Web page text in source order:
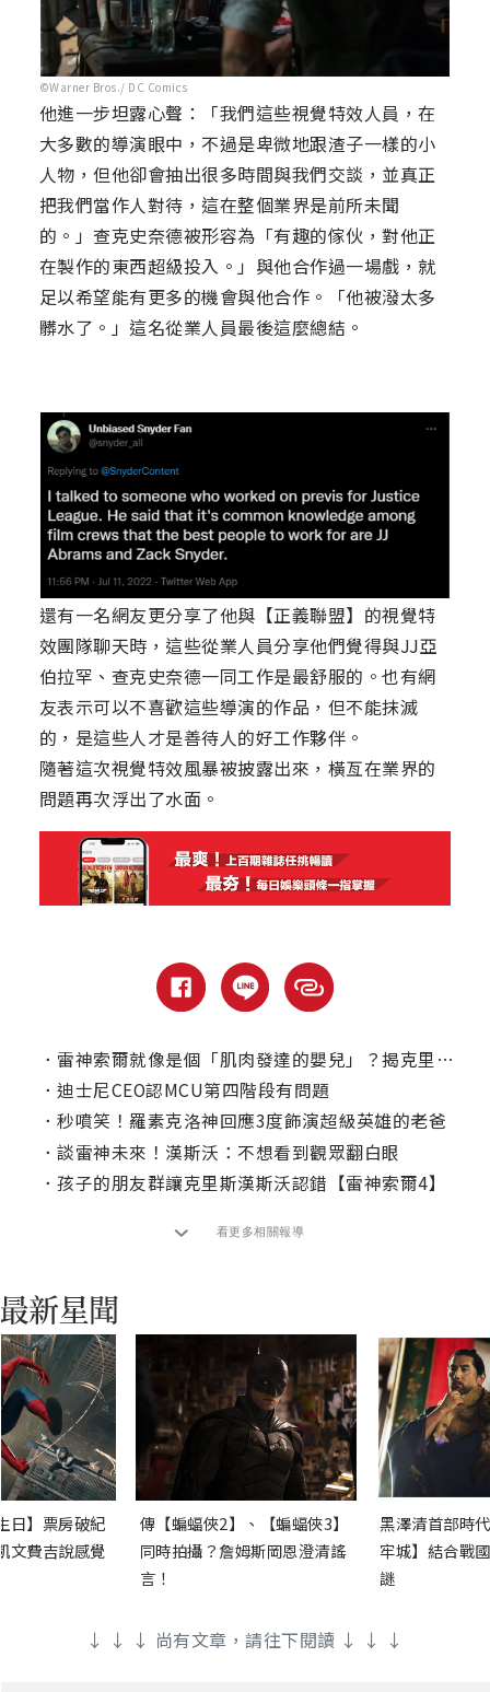
©Warner Bros./ DC Comics
他進一步坦露心聲：「我們這些視覺特效人員，在
大多數的導演眼中，不過是卑微地跟渣子一樣的小
人物，但他卻會抽出很多時間與我們交談，並真正
把我們當作人對待，這在整個業界是前所未聞
的。」查克史奈德被形容為「有趣的傢伙，對他正
在製作的東西超級投入。」與他合作過一場戲，就
足以希望能有更多的機會與他合作。「他被潑太多
髒水了。」這名從業人員最後這麼總結。
還有一名網友更分享了他與【正義聯盟】的視覺特
效團隊聊天時，這些從業人員分享他們覺得與JJ亞
伯拉罕、查克史奈德一同工作是最舒服的。也有網
友表示可以不喜歡這些導演的作品，但不能抹滅
的，是這些人才是善待人的好工作夥伴。
隨著這次視覺特效風暴被披露出來，橫亙在業界的
問題再次浮出了水面。
． 雷神索爾就像是個「肌肉發達的嬰兒」？揭克里斯漢斯沃幕後秘辛！
． 迪士尼CEO認MCU第四階段有問題
． 秒噴笑！羅素克洛神回應3度飾演超級英雄的老爸
． 談雷神未來！漢斯沃：不想看到觀眾翻白眼
． 孩子的朋友群讓克里斯漢斯沃認錯【雷神索爾4】
看更多相關報導
日】票房破紀
文費吉說感覺
傳【蝙蝠俠2】、【蝙蝠俠3】
同時拍攝？詹姆斯岡恩澄清謠
言！
黑澤清首部時
牢城】結合戰
謎
↓ ↓ ↓ 尚有文章，請往下閱讀 ↓ ↓ ↓